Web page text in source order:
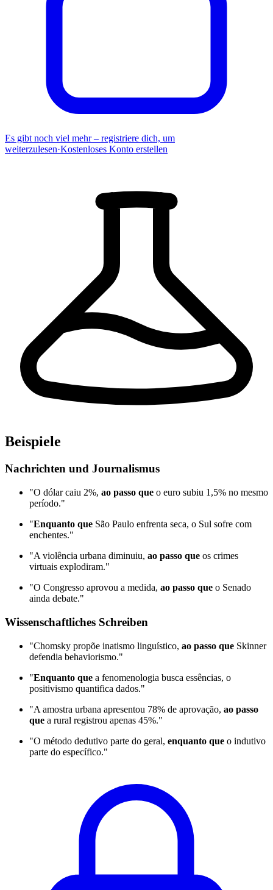
Es gibt noch viel mehr – registriere dich, um
weiterzulesen·Kostenloses Konto erstellen
Beispiele
Nachrichten und Journalismus
"O dólar caiu 2%, ao passo que o euro subiu 1,5% no mesmo
período."
"Enquanto que São Paulo enfrenta seca, o Sul sofre com
enchentes."
"A violência urbana diminuiu, ao passo que os crimes
virtuais explodiram."
"O Congresso aprovou a medida, ao passo que o Senado
ainda debate."
Wissenschaftliches Schreiben
"Chomsky propõe inatismo linguístico, ao passo que Skinner
defendia behaviorismo."
"Enquanto que a fenomenologia busca essências, o
positivismo quantifica dados."
"A amostra urbana apresentou 78% de aprovação, ao passo
que a rural registrou apenas 45%."
"O método dedutivo parte do geral, enquanto que o indutivo
parte do específico."